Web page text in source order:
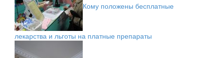
Кому положены бесплатные
лекарства и льготы на платные препараты